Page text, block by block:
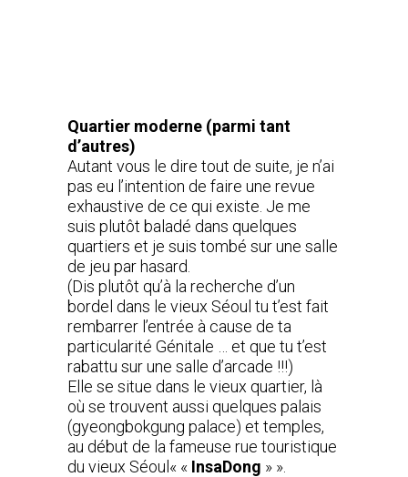
Quartier moderne (parmi tant
d’autres)
Autant vous le dire tout de suite, je n’ai
pas eu l’intention de faire une revue
exhaustive de ce qui existe. Je me
suis plutôt baladé dans quelques
quartiers et je suis tombé sur une salle
de jeu par hasard.
(Dis plutôt qu’à la recherche d’un
bordel dans le vieux Séoul tu t’est fait
rembarrer l’entrée à cause de ta
particularité Génitale … et que tu t’est
rabattu sur une salle d’arcade !!!)
Elle se situe dans le vieux quartier, là
où se trouvent aussi quelques palais
(gyeongbokgung palace) et temples,
au début de la fameuse rue touristique
du vieux Séoul« « InsaDong » ».